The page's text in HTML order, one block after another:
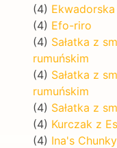
(4)
(4) Efo-riro
(4) Sałatka z
rumuńskim
(4) Sałatka z
rumuńskim
(4) Sałatka z
(4) Kurczak z
(4) Ina's